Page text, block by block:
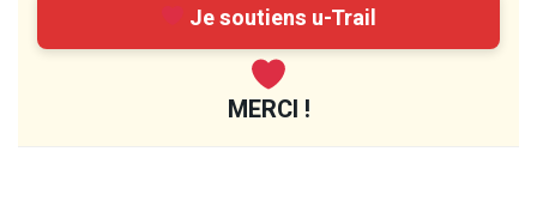
Je soutiens u-Trail
MERCI !